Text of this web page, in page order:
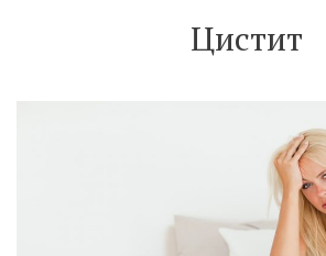
Цистит